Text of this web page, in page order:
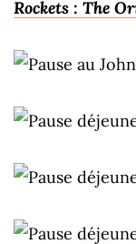
Rockets : The